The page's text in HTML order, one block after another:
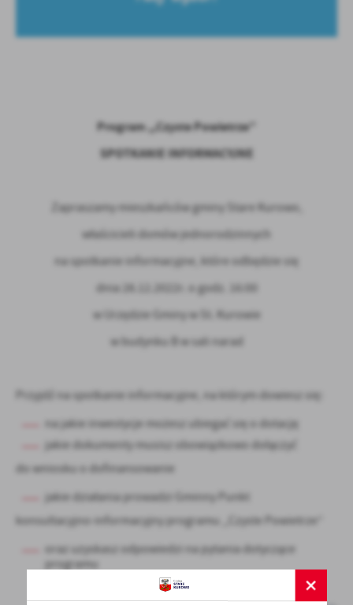
Firmy te działają w charakterze pośredników prezentujących nasze
społecznościowych.
Program ,,Czyste Powietrze”
SPOTKANIE INFORMACYJNE
Zapraszamy mieszkańców gminy Stare Kurowo,
właścicieli domów jednorodzinnych
na spotkanie informacyjne, które odbędzie się
dnia 28.12.2022r. o godz. 16:00
w Urzędzie Gminy w St. Kurowie
w budynku B w sali narad
Przyjdź na spotkanie informacyjne, na którym dowiesz się:
na jakie inwestycje możesz ubiegać się o dotację
jakie dokumenty musisz obowiązkowo dołączyć
do wniosku o dofinansowanie
jakie działania prowadzi Gminny Punkt
konsultacyjno-informacyjny programu ,,Czyste Powietrze”
oraz uzyskasz odpowiedzi na pytania dotyczące
programu